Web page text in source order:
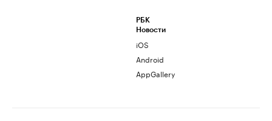
РБК
Новости
iOS
Android
AppGallery